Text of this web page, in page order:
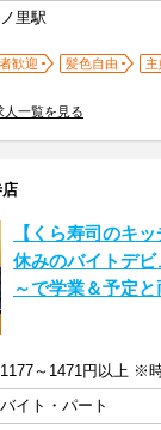
里駅
歓迎 髪色自由
主
人一覧を見る
【くら寿司のキ
休みのバイトデ
～で学業＆予定と
～1471円以上 ※
イト・パート